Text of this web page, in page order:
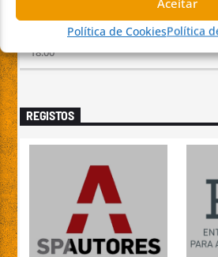
Política de CookiesPolítica
QUINTA PAKÓVIA COM DJ PUNK TOMÉ
18:00
REGISTOS